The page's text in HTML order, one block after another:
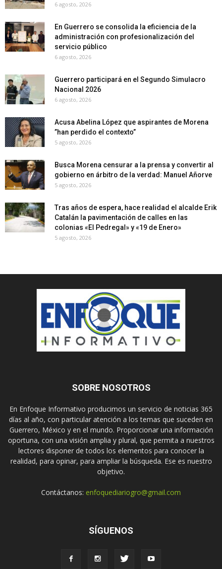
6 agosto, 2026
En Guerrero se consolida la eficiencia de la
administración con profesionalización del
servicio público
6 agosto, 2026
Guerrero participará en el Segundo Simulacro
Nacional 2026
6 agosto, 2026
Acusa Abelina López que aspirantes de Morena
”han perdido el contexto”
5 agosto, 2026
Busca Morena censurar a la prensa y convertir al
gobierno en árbitro de la verdad: Manuel Añorve
5 agosto, 2026
Tras años de espera, hace realidad el alcalde Erik
Catalán la pavimentación de calles en las
colonias «El Pedregal» y «19 de Enero»
5 agosto, 2026
SOBRE NOSOTROS
En Enfoque Informativo producimos un servicio de noticias 365
días al año, con particular atención a los temas que suceden en
Guerrero, México y en el mundo. Proporcionar una información
oportuna, con una visión amplia y plural, que permita a nuestros
lectores disponer de todos los elementos para conocer la
realidad, para opinar, para ampliar la búsqueda. Ese es nuestro
objetivo.
Contáctanos: enfoquediariogro@gmail.com
SÍGUENOS